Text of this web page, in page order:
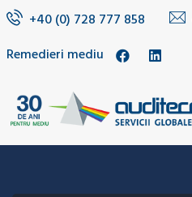
+40 (0) 728 777 858
Remedieri mediu